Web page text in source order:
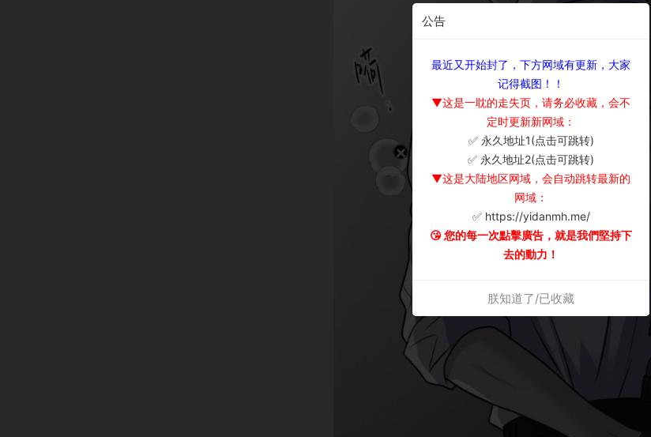
公告
最近又开始封了，下方网域有更新，大家
记得截图！！
▼这是一耽的走失页，请务必收藏，会不
定时更新新网域：
✅ 永久地址1(点击可跳转)
✅ 永久地址2(点击可跳转)
▼这是大陆地区网域，会自动跳转最新的
网域：
✅ https://yidanmh.me/
😘 您的每一次點擊廣告，就是我們堅持下
去的動力！
朕知道了/已收藏
×